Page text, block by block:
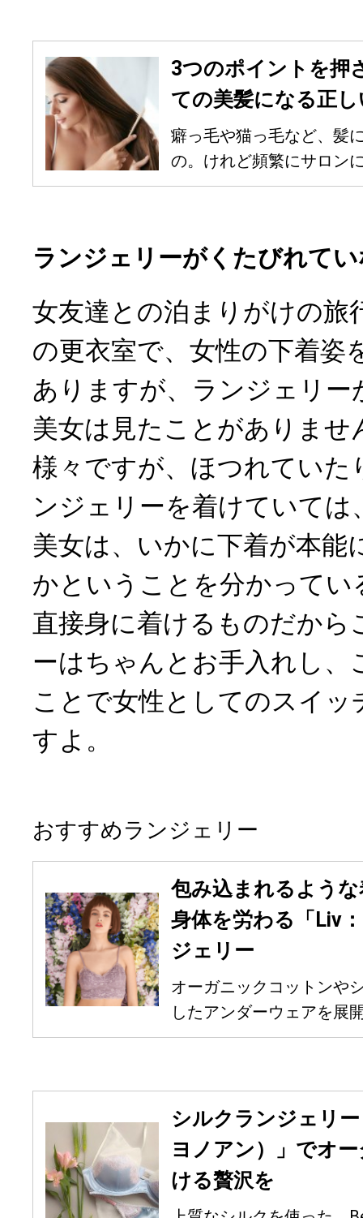
3つのポイントを押
ての美髪になる正
癖っ毛や猫っ毛など、髪
の。けれど頻繁にサロン
ランジェリーがくたびれて
女友達との泊まりがけの旅
の更衣室で、女性の下着姿
ありますが、ランジェリ
美女は見たことがありませ
様々ですが、ほつれていた
ンジェリーを着けていては
美女は、いかに下着が本能
かということを分かってい
直接身に着けるものだから
ーはちゃんとお手入れし、
ことで女性としてのスイッ
すよ。
おすすめランジェリー
包み込まれるよう
身体を労わる「Liv
ジェリー
オーガニックコットンや
したアンダーウェアを展
シルクランジェリ
ヨノアン）」でオ
ける贅沢を